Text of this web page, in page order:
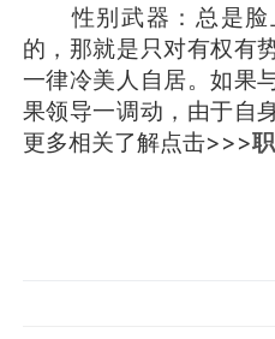
性别武器：总是脸
的，那就是只对有权有
一律冷美人自居。如果
果领导一调动，由于自
更多相关了解点击>>>